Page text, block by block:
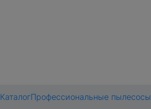
КаталогПрофессиональные пылесосы